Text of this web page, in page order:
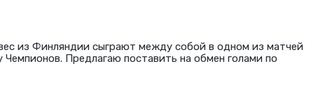
из Финляндии сыграют между собой в одном из матчей
Чемпионов. Предлагаю поставить на обмен голами по